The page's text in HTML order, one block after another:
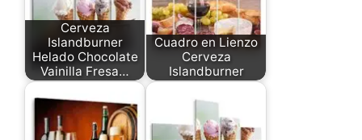
Cerveza
Islandburner
Helado Chocolate
Vainilla Fresa…
Cuadro en Lienzo
Cerveza
Islandburner